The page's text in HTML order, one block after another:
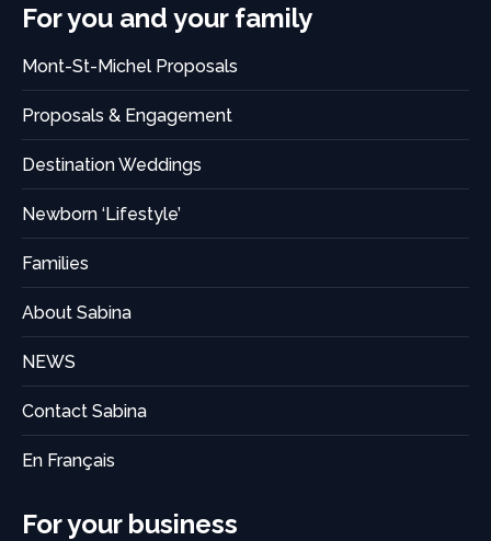
For you and your family
Mont-St-Michel Proposals
Proposals & Engagement
Destination Weddings
Newborn ‘Lifestyle’
Families
About Sabina
NEWS
Contact Sabina
En Français
For your business